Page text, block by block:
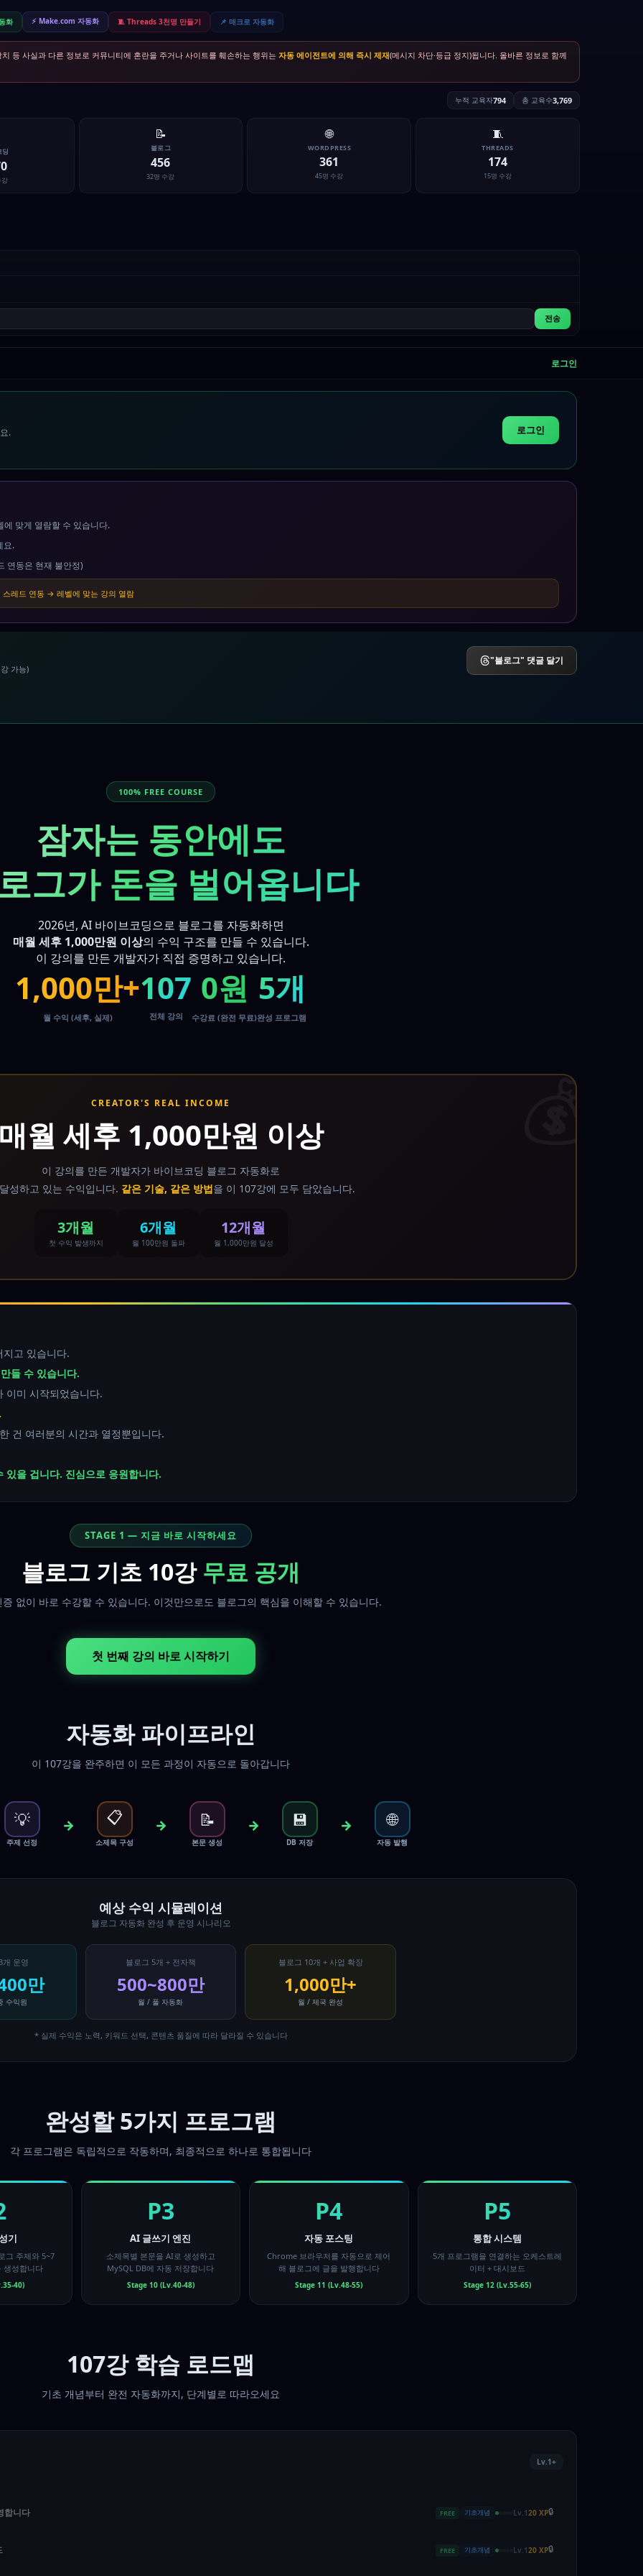
화 ⚡ Make.com 자동화 🧵 Threads 3천명 만들기 📌 매크로 자동화
치 등 사실과 다른 정보로 커뮤니티에 혼란을 주거나 사이트를 훼손하는 행위는 자동 에이전트에 의해 즉시 제재(메시지 차단·등급 정지)됩니다. 올바른 정보로 함께
누적 교육자794 총 교육수3,769
딩
강
📝
블로그
456
32명 수강
🌐
WORDPRESS
361
45명 수강
🧵
THREADS
174
15명 수강
전송
로그인
. 로그인
에 맞게 열람할 수 있습니다.
요.
연동은 현재 불안정)
레드 연동 → 레벨에 맞는 강의 열람
가능)
"블로그" 댓글 달기
100% FREE COURSE
잠자는 동안에도
그가 돈을 벌어옵니다
2026년, AI 바이브코딩으로 블로그를 자동화하면
매월 세후 1,000만원 이상의 수익 구조를 만들 수 있습니다.
이 강의를 만든 개발자가 직접 증명하고 있습니다.
1,000만+
월 수익 (세후, 실제)
107
전체 강의
0원
수강료 (완전 무료)
5개
완성 프로그램
💰
CREATOR'S REAL INCOME
월 세후 1,000만원 이상
이 강의를 만든 개발자가 바이브코딩 블로그 자동화로
성하고 있는 수익입니다. 같은 기술, 같은 방법을 이 107강에 모두 담았습니다.
3개월
첫 수익 발생까지
6개월
월 100만원 돌파
12개월
월 1,000만원 달성
고 있습니다.
들 수 있습니다.
이미 시작되었습니다.
건 여러분의 시간과 열정뿐입니다.
있을 겁니다. 진심으로 응원합니다.
STAGE 1 — 지금 바로 시작하세요
블로그 기초 10강 무료 공개
없이 바로 수강할 수 있습니다. 이것만으로도 블로그의 핵심을 이해할 수 있습니다.
첫 번째 강의 바로 시작하기
자동화 파이프라인
이 107강을 완주하면 이 모든 과정이 자동으로 돌아갑니다
💡
주제 선정
→ 📋
소제목 구성
→ 📝
본문 생성
→ 💾
DB 저장
→ 🌐
자동 발행
예상 수익 시뮬레이션
블로그 자동화 완성 후 운영 시나리오
개 운영
만
수익원
블로그 5개 + 전자책
500~800만
월 / 풀 자동화
블로그 10개 + 사업 확장
1,000만+
월 / 제국 완성
* 실제 수익은 노력, 키워드 선택, 콘텐츠 품질에 따라 달라질 수 있습니다
완성할 5가지 프로그램
각 프로그램은 독립적으로 작동하며, 최종적으로 하나로 통합됩니다
기
그 주제와 5~7
생성합니다
40)
P3
AI 글쓰기 엔진
소제목별 본문을 AI로 생성하고
MySQL DB에 자동 저장합니다
Stage 10 (Lv.40-48)
P4
자동 포스팅
Chrome 브라우저를 자동으로 제어
해 블로그에 글을 발행합니다
Stage 11 (Lv.48-55)
P5
통합 시스템
5개 프로그램을 연결하는 오케스트레
이터 + 대시보드
Stage 12 (Lv.55-65)
107강 학습 로드맵
기초 개념부터 완전 자동화까지, 단계별로 따라오세요
Lv.1+
합니다 FREE 기초개념 Lv.120 XP🔒
FREE 기초개념 Lv.120 XP🔒